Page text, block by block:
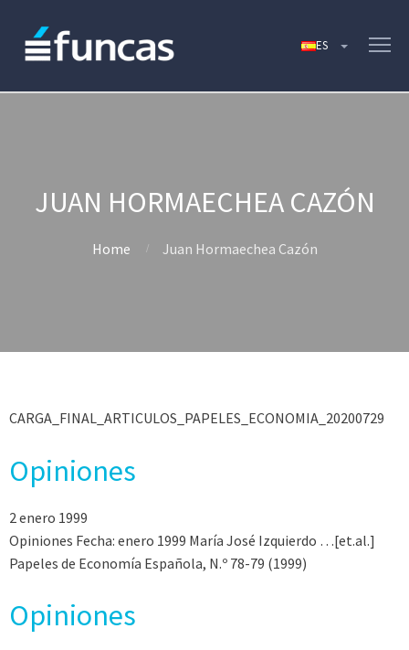
JUAN HORMAECHEA CAZÓN
Home Juan Hormaechea Cazón
CARGA_FINAL_ARTICULOS_PAPELES_ECONOMIA_20200729
Opiniones
2 enero 1999
Opiniones Fecha: enero 1999 María José Izquierdo …[et.al.]
Papeles de Economía Española, N.º 78-79 (1999)
Opiniones